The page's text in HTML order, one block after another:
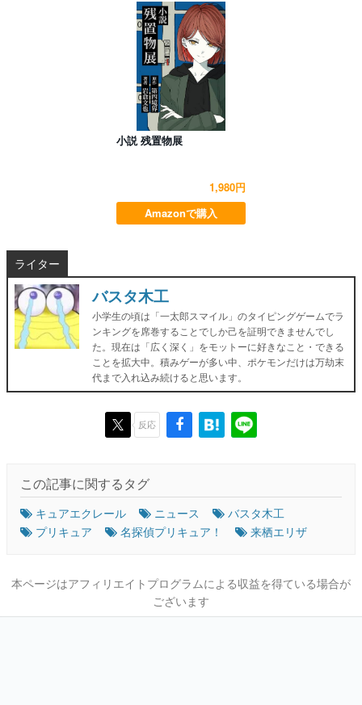
小説 残置物展
1,980円
Amazonで購入
ライター
バスタ木工
小学生の頃は「一太郎スマイル」のタイピングゲームでラ
ンキングを席巻することでしか己を証明できませんでし
た。現在は「広く深く」をモットーに好きなこと・できる
ことを拡大中。積みゲーが多い中、ポケモンだけは万劫末
代まで入れ込み続けると思います。
反応
この記事に関するタグ
キュアエクレール ニュース
バスタ木工
プリキュア
名探偵プリキュア！ 来栖エリザ
本ページはアフィリエイトプログラムによる収益を得ている場合が
ございます